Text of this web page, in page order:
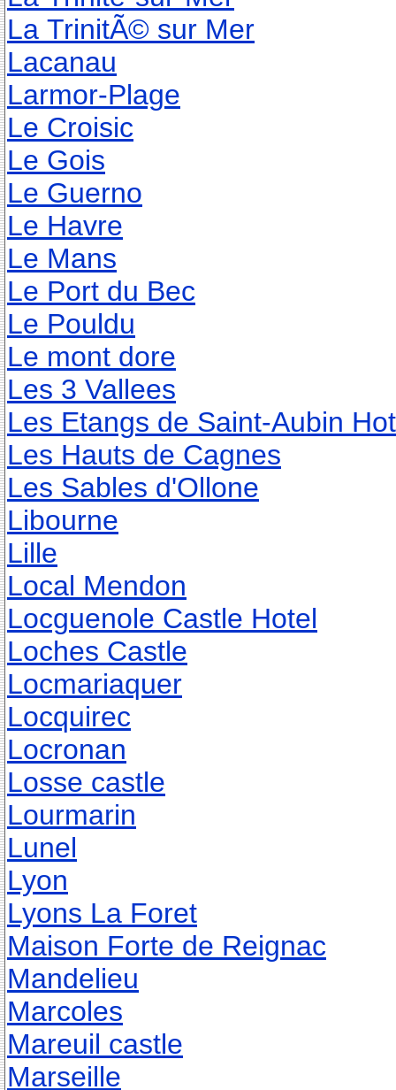
La TrinitÃ© sur Mer
Lacanau
Larmor-Plage
Le Croisic
Le Gois
Le Guerno
Le Havre
Le Mans
Le Port du Bec
Le Pouldu
Le mont dore
Les 3 Vallees
Les Etangs de Saint-Aubin
Les Hauts de Cagnes
Les Sables d'Ollone
Libourne
Lille
Local Mendon
Locguenole Castle Hotel
Loches Castle
Locmariaquer
Locquirec
Locronan
Losse castle
Lourmarin
Lunel
Lyon
Lyons La Foret
Maison Forte de Reignac
Mandelieu
Marcoles
Mareuil castle
Marseille